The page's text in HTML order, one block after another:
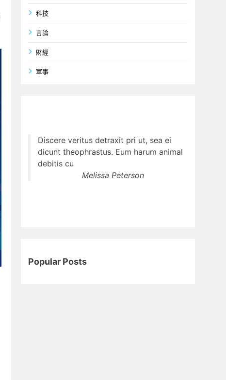
科技
言論
財經
軍事
Discere veritus detraxit pri ut, sea ei
dicunt theophrastus. Eum harum animal
debitis cu
Melissa Peterson
Popular Posts